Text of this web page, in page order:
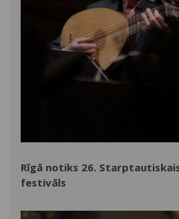
Rīgā notiks 26.
festivāls